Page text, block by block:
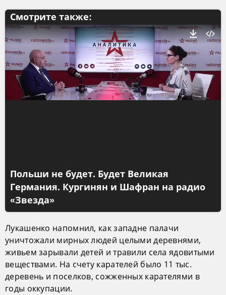
Смотрите также:
Польши не будет. Будет Великая
Германия. Кургинян и Шафран на радио
«Звезда»
Лукашенко напомнил, как западне палачи
уничтожали мирных людей целыми деревнями,
живьем зарывали детей и травили села ядовитыми
веществами. На счету карателей было 11 тыс.
деревень и поселков, сожженных карателями в
годы оккупации.